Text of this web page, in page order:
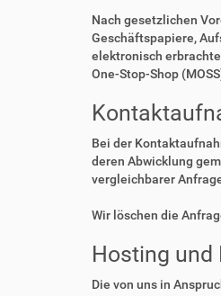
Nach gesetzlichen
Geschäftspapiere,
elektronisch
One-Stop-Shop
Bei der
deren Abwicklung
vergleichbarer
Wir löschen die
Hosting und
Die von uns in